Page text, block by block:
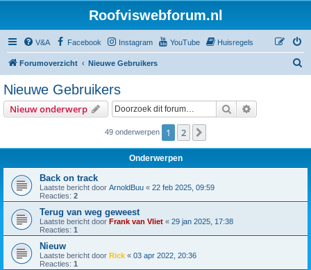
Roofviswebforum.nl
V&A Facebook Instagram YouTube Huisregels
Forumoverzicht Nieuwe Gebruikers
Nieuwe Gebruikers
Nieuw onderwerp Zoek
49 onderwerpen 1 2
Onderwerpen
Back on track
Laatste bericht door ArnoldBuu « 22 feb 2025, 09:59
Reacties: 2
Terug van weg geweest
Laatste bericht door Frank van Vliet « 29 jan 2025, 17:38
Reacties: 1
Nieuw
Laatste bericht door Rick « 03 apr 2022, 20:36
Reacties: 1